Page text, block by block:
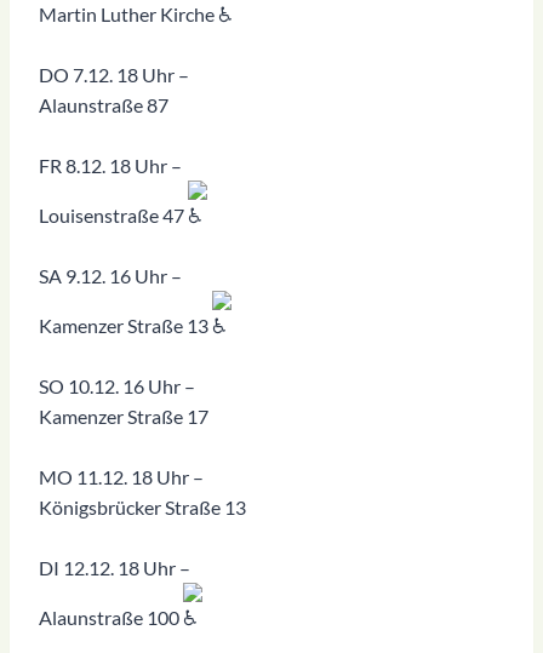
Martin Luther Kirche
DO 7.12. 18 Uhr –
Alaunstraße 87
FR 8.12. 18 Uhr –
Louisenstraße 47
SA 9.12. 16 Uhr –
Kamenzer Straße 13
SO 10.12. 16 Uhr –
Kamenzer Straße 17
MO 11.12. 18 Uhr –
Königsbrücker Straße 13
DI 12.12. 18 Uhr –
Alaunstraße 100